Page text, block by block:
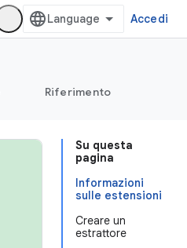
Accedi
Riferimento
Su questa
pagina
Informazioni
sulle estensioni
Creare un
estrattore